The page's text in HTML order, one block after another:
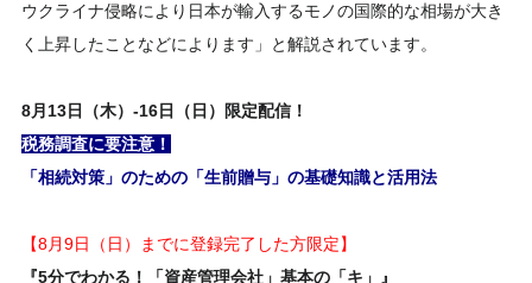
ウクライナ侵略により日本が輸入するモノの国際的な相場が大き
く上昇したことなどによります」と解説されています。
8月 13日（木）-16日（日）
限定配信！
税務調査に要注意！
「相続対策」のための「生前贈与」の基礎知識と活用法
【8月9日（日）までに登録完了した方限定】
『5分でわかる！「資産管理会社」基本の「キ」』